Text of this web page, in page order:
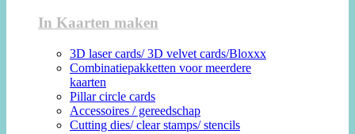
In Kaarten maken
3D laser cards/ 3D velvet cards/Bloxxx
Combinatiepakketten voor meerdere
kaarten
Pillar circle cards
Accessoires / gereedschap
Cutting dies/ clear stamps/ stencils